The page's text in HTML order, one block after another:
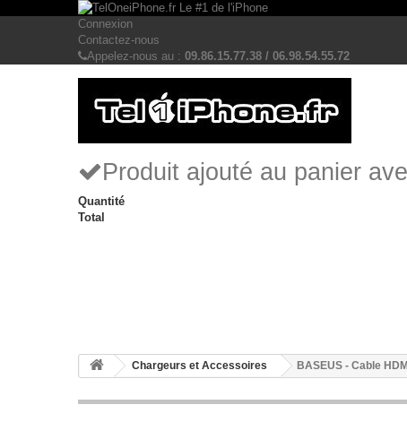
Connexion
Contactez-nous
Appelez-nous au : 09.86.15.77.38 / 06.98.54.55.72
Produit ajouté au panier
Quantité
Total
Chargeurs et Accessoires BASEUS - Cable